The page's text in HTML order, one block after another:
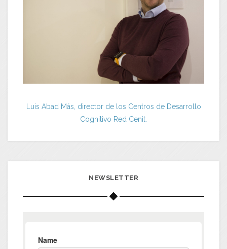
Luis Abad Más, director de los Centros de Desarrollo
Cognitivo Red Cenit.
NEWSLETTER